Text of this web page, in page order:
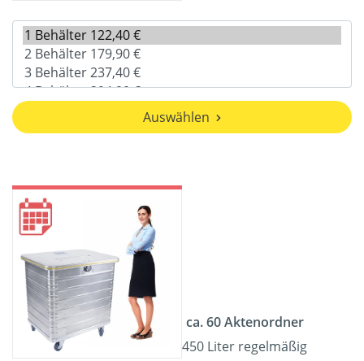
Auswählen
ca. 60 Aktenordner
450 Liter regelmäßig